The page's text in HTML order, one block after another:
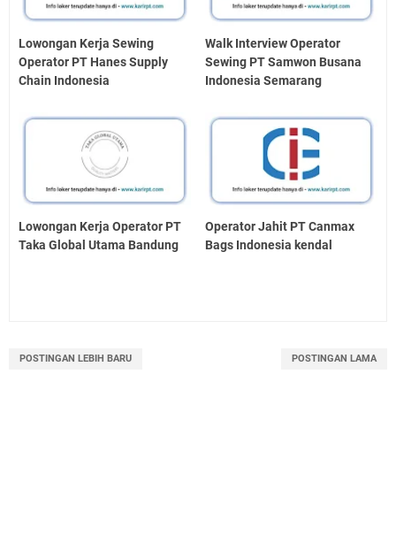
Lowongan Kerja Sewing
Operator PT Hanes Supply
Chain Indonesia
Walk Interview Operator
Sewing PT Samwon Busana
Indonesia Semarang
Lowongan Kerja Operator PT
Taka Global Utama Bandung
Operator Jahit PT Canmax
Bags Indonesia kendal
POSTINGAN LEBIH BARU POSTINGAN LAMA